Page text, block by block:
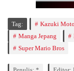
Tag: Kazuki
Manga Jepang
Super Mario Bros